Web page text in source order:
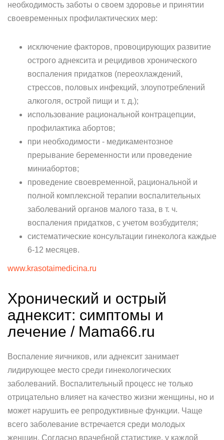
необходимость заботы о своем здоровье и принятии
своевременных профилактических мер:
исключение факторов, провоцирующих развитие
острого аднексита и рецидивов хронического
воспаления придатков (переохлаждений,
стрессов, половых инфекций, злоупотреблений
алкоголя, острой пищи и т. д.);
использование рациональной контрацепции,
профилактика абортов;
при необходимости - медикаментозное
прерывание беременности или проведение
миниабортов;
проведение своевременной, рациональной и
полной комплексной терапии воспалительных
заболеваний органов малого таза, в т. ч.
воспаления придатков, с учетом возбудителя;
систематические консультации гинеколога каждые
6-12 месяцев.
www.krasotaimedicina.ru
Хронический и острый
аднексит: симптомы и
лечение / Mama66.ru
Воспаление яичников, или аднексит занимает
лидирующее место среди гинекологических
заболеваний. Воспалительный процесс не только
отрицательно влияет на качество жизни женщины, но и
может нарушить ее репродуктивные функции. Чаще
всего заболевание встречается среди молодых
женщин. Согласно врачебной статистике, у каждой